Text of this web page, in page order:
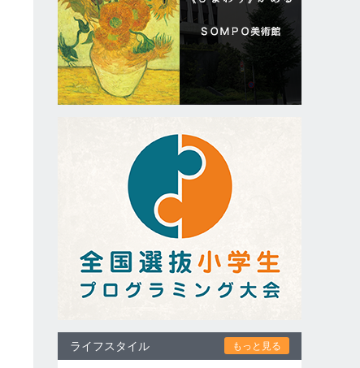
ライフスタイル もっと見る